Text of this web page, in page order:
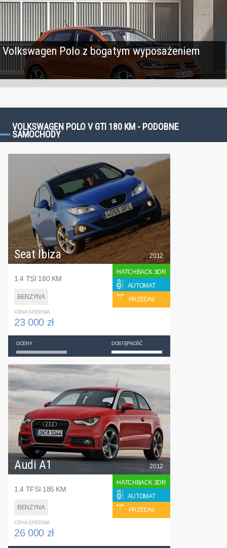
Volkswagen Polo z bogatym wyposażeniem
VOLKSWAGEN POLO V GTI 180 KM - PODOBNE
SAMOCHODY
Seat Ibiza
1.4 TSI 180 KM
BENZYNA
2012
HATCHBACK 3DR
AUTOMAT
PRZEDNI
CENA ŚREDNIA
23 000 zł
OCENY DOSTĘPNOŚĆ
Audi A1
1.4 TFSI 185 KM
BENZYNA
2012
HATCHBACK 3DR
AUTOMAT
PRZEDNI
CENA ŚREDNIA
26 000 zł